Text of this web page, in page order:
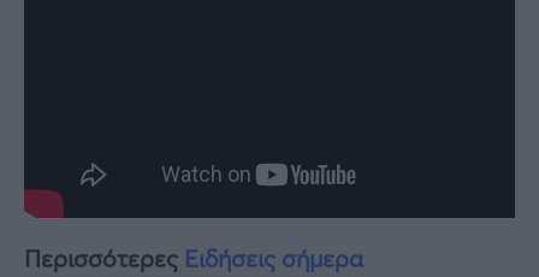
Περισσότερες Ειδήσεις σήμερα